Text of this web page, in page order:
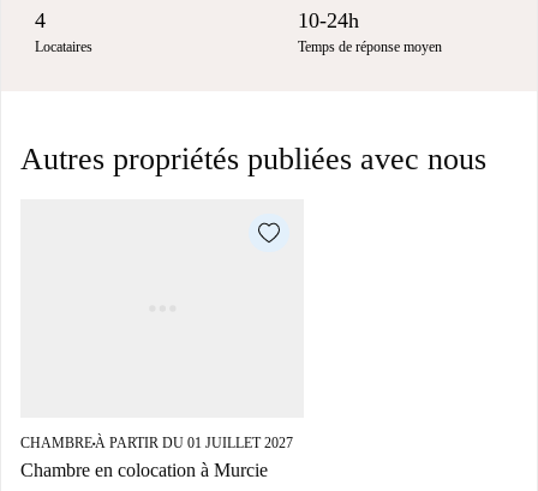
4
Locataires
10-24h
Temps de réponse moyen
Autres propriétés publiées avec nous
CHAMBRE■À PARTIR DU 01 JUILLET 2027
Chambre en colocation à Murcie